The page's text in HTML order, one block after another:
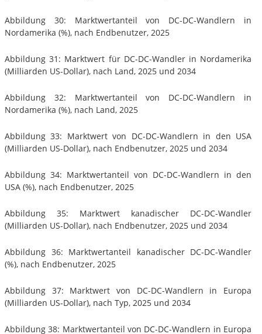
Abbildung 30: Marktwertanteil von DC-DC-Wandlern in
Nordamerika (%), nach Endbenutzer, 2025
Abbildung 31: Marktwert für DC-DC-Wandler in Nordamerika
(Milliarden US-Dollar), nach Land, 2025 und 2034
Abbildung 32: Marktwertanteil von DC-DC-Wandlern in
Nordamerika (%), nach Land, 2025
Abbildung 33: Marktwert von DC-DC-Wandlern in den USA
(Milliarden US-Dollar), nach Endbenutzer, 2025 und 2034
Abbildung 34: Marktwertanteil von DC-DC-Wandlern in den
USA (%), nach Endbenutzer, 2025
Abbildung 35: Marktwert kanadischer DC-DC-Wandler
(Milliarden US-Dollar), nach Endbenutzer, 2025 und 2034
Abbildung 36: Marktwertanteil kanadischer DC-DC-Wandler
(%), nach Endbenutzer, 2025
Abbildung 37: Marktwert von DC-DC-Wandlern in Europa
(Milliarden US-Dollar), nach Typ, 2025 und 2034
Abbildung 38: Marktwertanteil von DC-DC-Wandlern in Europa